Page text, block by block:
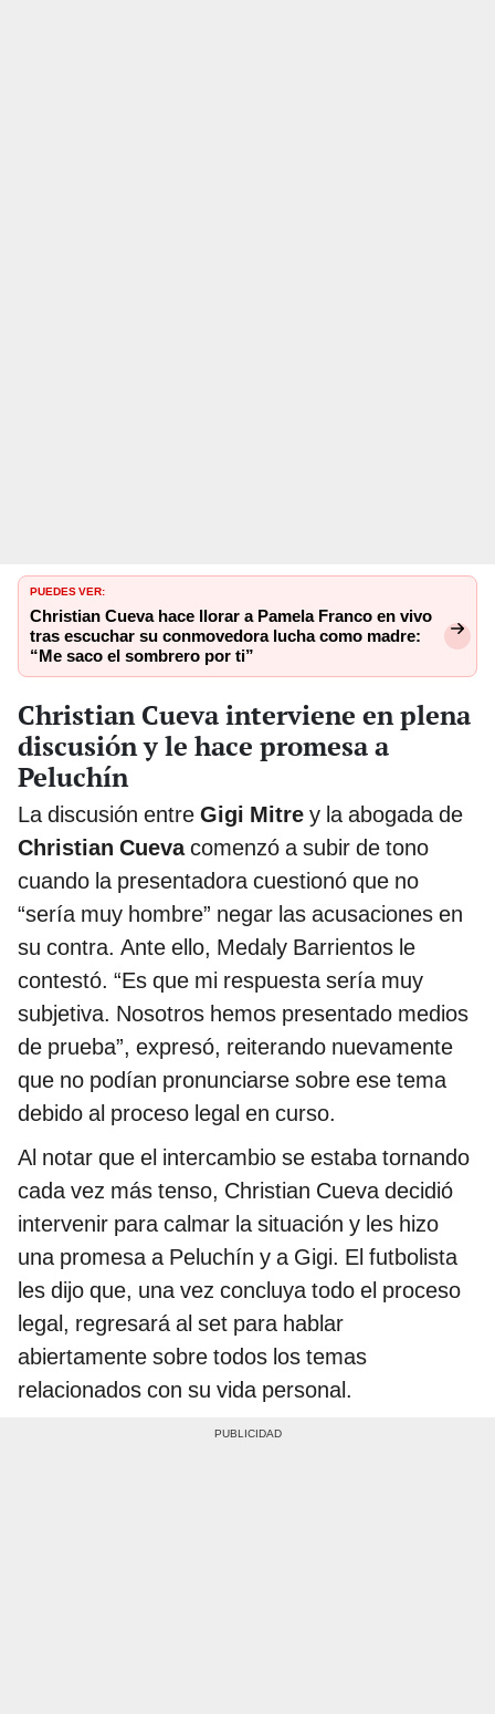
PUEDES VER:
Christian Cueva hace llorar a Pamela Franco en vivo
tras escuchar su conmovedora lucha como madre:
“Me saco el sombrero por ti”
Christian Cueva interviene en plena
discusión y le hace promesa a
Peluchín
La discusión entre Gigi Mitre y la abogada de
Christian Cuevacomenzó a subir de tono
cuando la presentadora cuestionó que no
“sería muy hombre” negar las acusaciones en
su contra. Ante ello, Medaly Barrientos le
contestó. “Es que mi respuesta sería muy
subjetiva. Nosotros hemos presentado medios
de prueba”, expresó, reiterando nuevamente
que no podían pronunciarse sobre ese tema
debido al proceso legal en curso.
Al notar que el intercambio se estaba tornando
cada vez más tenso, Christian Cueva decidió
intervenir para calmar la situación y les hizo
una promesa a Peluchín y a Gigi. El futbolista
les dijo que, una vez concluya todo el proceso
legal, regresará al set para hablar
abiertamente sobre todos los temas
relacionados con su vida personal.